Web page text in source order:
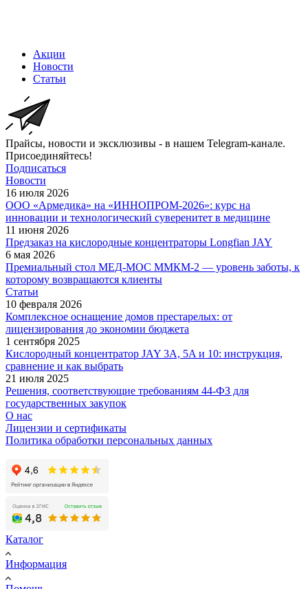
Акции
Новости
Статьи
Прайсы, новости и эксклюзивы - в нашем Telegram-канале.
Присоединяйтесь!
Подписаться
Новости
16 июля 2026
ООО «Армедика» на «ИННОПРОМ-2026»: курс на
инновации и технологический суверенитет в медицине
11 июня 2026
Предзаказ на кислородные концентраторы Longfian JAY
6 мая 2026
Премиальный стол МЕД-МОС ММКМ-2 — уровень заботы, к
которому возвращаются клиенты
Статьи
10 февраля 2026
Комплексное оснащение домов престарелых: от
лицензирования до экономии бюджета
1 сентября 2025
Кислородный концентратор JAY 3A, 5A и 10: инструкция,
сравнение и как выбрать
21 июля 2025
Решения, соответствующие требованиям 44-ФЗ для
государственных закупок
О нас
Лицензии и сертификаты
Политика обработки персональных данных
Каталог
Информация